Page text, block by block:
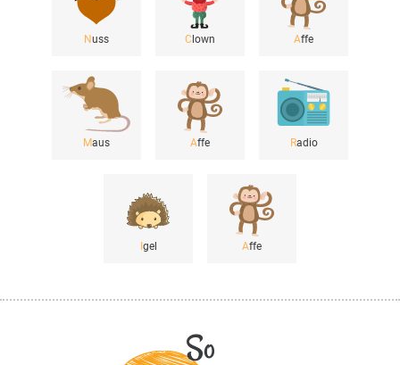
Nuss C lown Affe
Maus Affe Radio
gel Affe
So